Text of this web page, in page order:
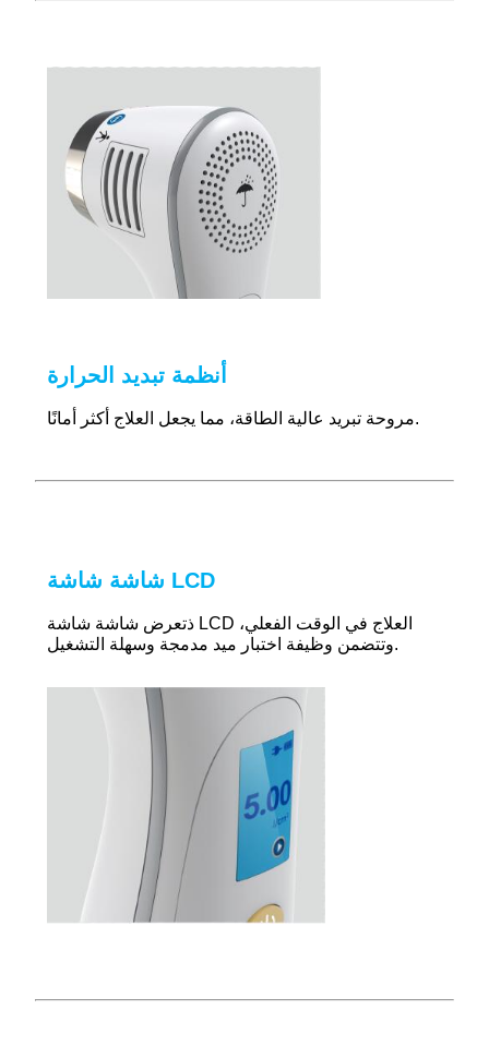
أنظمة تبديد الحرارة
مروحة تبريد عالية الطاقة، مما يجعل العلاج أكثر أمانًا.
شاشة شاشة LCD
ذتعرض شاشة شاشة LCD العلاج في الوقت الفعلي،
وتتضمن وظيفة اختبار ميد مدمجة وسهلة التشغيل.